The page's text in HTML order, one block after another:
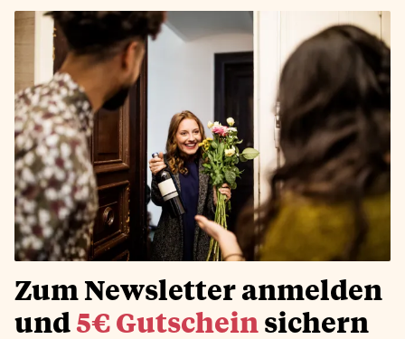
Zum Newsletter anmelden
und 5€ Gutschein sichern